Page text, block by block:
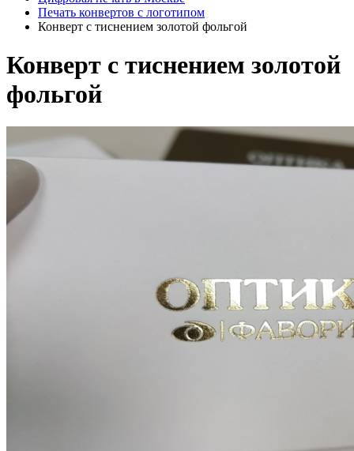
Печать конвертов с логотипом
Конверт с тиснением золотой фольгой
Конверт с тиснением золотой
фольгой